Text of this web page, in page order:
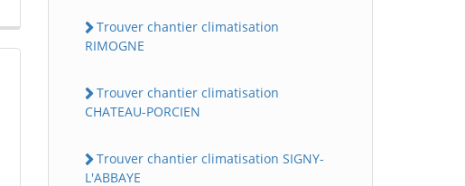
Trouver chantier climatisation
RIMOGNE
Trouver chantier climatisation
CHATEAU-PORCIEN
Trouver chantier climatisation SIGNY-
L'ABBAYE